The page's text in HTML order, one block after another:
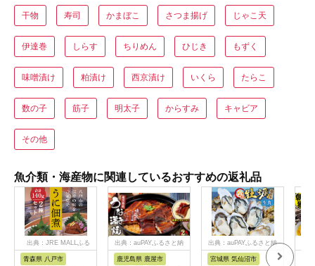
干物 寿司 かまぼこ さつま揚げ じゃこ天
伊達巻 しらす ちりめん ひじき もずく
味噌漬け 粕漬け 西京漬け いくら たらこ
数の子 筋子 明太子 からすみ キャビア
その他
魚介類・海産物に関連しているおすすめの返礼品
出典：JRE MALLふる
さと納税
青森県 八戸市
出典：auPAYふるさと納
鹿児島県 鹿屋市
出典：auPAYふるさと納
宮城県 気仙沼市